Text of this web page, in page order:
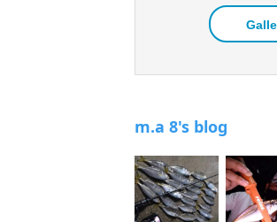
m.a 8's blog